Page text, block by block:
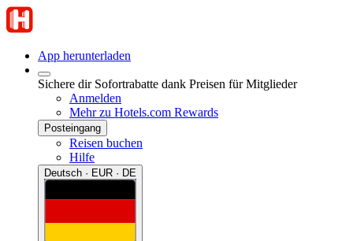
App herunterladen
Sichere dir Sofortrabatte dank Preisen für Mitglieder
Anmelden
Mehr zu Hotels.com Rewards
Posteingang
Reisen buchen
Hilfe
Deutsch · EUR · DE